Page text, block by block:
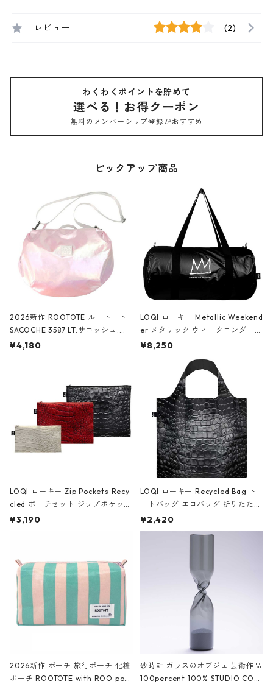
レビュー (2)
わくわくポイントを貯めて
選べる！お得クーポン
無料のメンバーシップ登録がおすすめ
ピックアップ商品
2026新作 ROOTOTE ルートート
SACOCHE 3587 LT.サコッシュ.ル
ミエ-B ショルダーバッグ グロスピ
¥4,180
LOQI ローキー Metallic Weekend
er メタリック ウィークエンダー
ボストンバッグ ショルダーバッグ
Black ジャン=ミッシェル・バスキ
ア/クラウン ブラック
¥8,250
LOQI ローキー Zip Pockets Recy
cled ポーチセット ジップポケット
ファスナーポーチ 撥水加工 トラベ
ーガンディー、オフホワイト
¥3,190
LOQI ローキー Recycled Bag ト
ートバッグ エコバッグ 折りたたみ
大きめ 撥水加工 収納ポーチ CRO
CODILE/Black クロコダイル/ブラ
¥2,420
2026新作 ポーチ 旅行ポーチ 化粧
ポーチ ROOTOTE with ROO pou
砂時計 ガラスのオブジェ 芸術作品
100percent 100% STUDIO COH